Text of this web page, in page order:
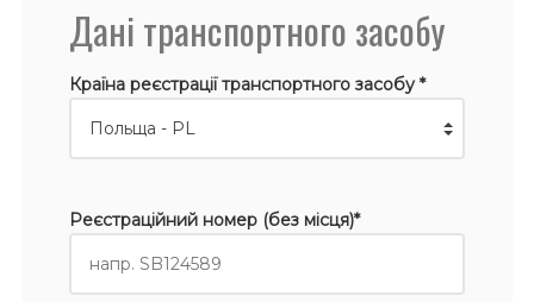
Дані транспортного засобу
Країна реєстрації транспортного засобу *
Реєстраційний номер (без місця)*